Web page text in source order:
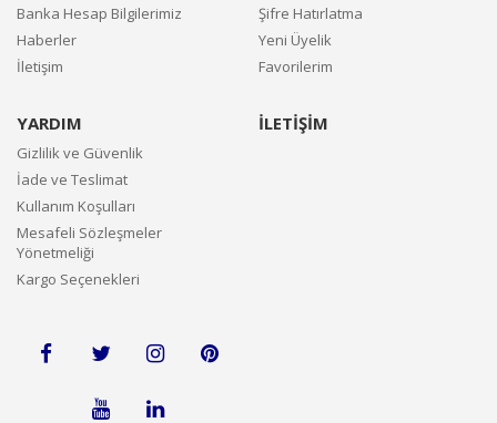
Banka Hesap Bilgilerimiz
Haberler
İletişim
Şifre Hatırlatma
Yeni Üyelik
Favorilerim
YARDIM
Gizlilik ve Güvenlik
İade ve Teslimat
Kullanım Koşulları
Mesafeli Sözleşmeler
Yönetmeliği
Kargo Seçenekleri
İLETİŞİM